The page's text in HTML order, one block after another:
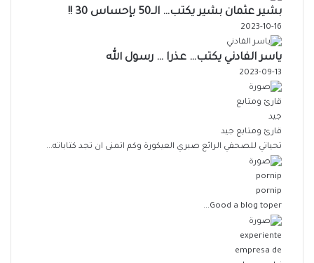
بشير عثمان بشير يكتب… الــ50 بإحساس 30 !!
2023-10-16
ياسر الفادني يكتب… عذرا … رسول الله
2023-09-13
قارئ ومتابع جيد
تحياتي للصحفي الرائع صبري العيكورة وكم اتمنى ان تجد كتاباته...
pornip
Good a blog toper...